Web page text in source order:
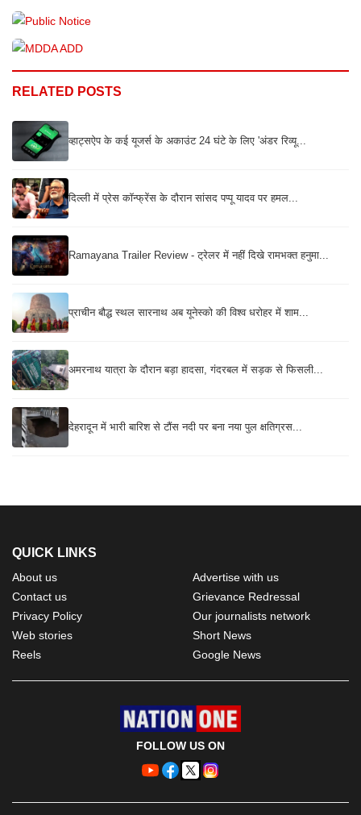
RELATED POSTS
व्हाट्सऐप के कई यूजर्स के अकाउंट 24 घंटे के लिए 'अंडर रिव्यू...
दिल्ली में प्रेस कॉन्फ्रेंस के दौरान सांसद पप्पू यादव पर हमल...
Ramayana Trailer Review - ट्रेलर में नहीं दिखे रामभक्त हनुमा...
प्राचीन बौद्ध स्थल सारनाथ अब यूनेस्को की विश्व धरोहर में शाम...
अमरनाथ यात्रा के दौरान बड़ा हादसा, गंदरबल में सड़क से फिसली...
देहरादून में भारी बारिश से टौंस नदी पर बना नया पुल क्षतिग्रस...
QUICK LINKS
About us
Contact us
Privacy Policy
Advertise with us
Grievance Redressal
Our journalists network
Web stories
Reels
Short News
Google News
FOLLOW US ON